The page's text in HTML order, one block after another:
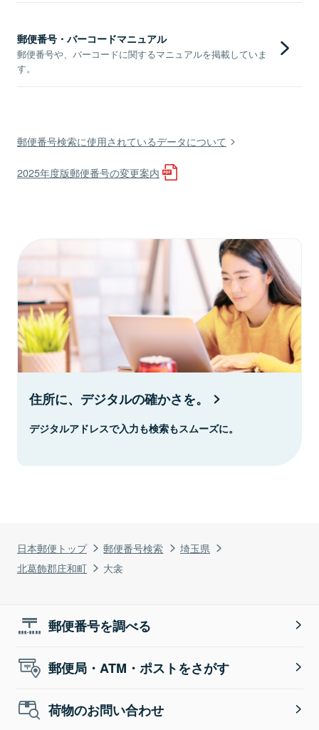
日本郵便トップ 郵便番号検索
埼玉県
北葛飾郡庄和町
大衾
郵便番号・バーコードマニュアル
郵便番号や、バーコードに関するマニュアルを掲載していま
す。
郵便番号検索に使用されているデータについて
2025年度版郵便番号の変更案内
住所に、デジタルの確かさを。
デジタルアドレスで入力も検索もスムーズに。
郵便番号を調べる
郵便局・ATM・ポストをさがす
荷物のお問い合わせ